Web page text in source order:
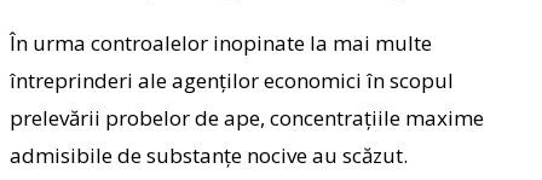
În urma controalelor inopinate la mai multe
întreprinderi ale agenților economici în scopul
prelevării probelor de ape, concentrațiile maxime
admisibile de substanțe nocive au scăzut.